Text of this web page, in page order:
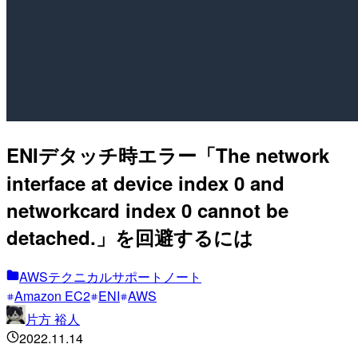
ENIデタッチ時エラー「The network
interface at device index 0 and
networkcard index 0 cannot be
detached.」を回避するには
AWSテクニカルサポートノート
Amazon EC2 ENI AWS
片方 裕人
2022.11.14